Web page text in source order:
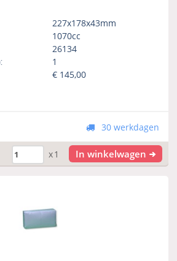
227x178x43mm
1070cc
26134
1
€ 145,00
30 werkdagen
x1 In winkelwagen